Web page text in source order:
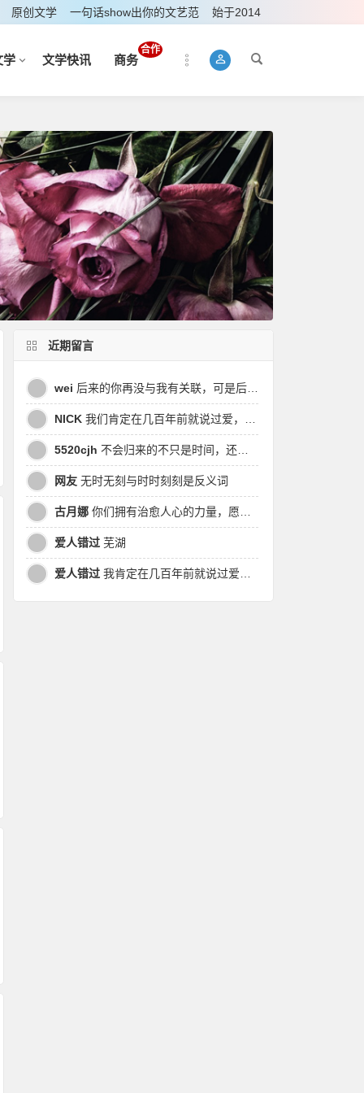
原创文学 一句话show出你的文艺范 始于2014
学 文学快讯 商务
合作
近期留言
wei 后来的你再没与我有关联，可是后来我的时间皆是你，都说地球是个圆，为何兜兜转转却走不到原点
NICK 我们肯定在几百年前就说过爱，今生却错过。此生无悔，与你爱过。茕茕孑立，且看我对酒当歌，与影对酌。
5520cjh 不会归来的不只是时间，还有曾经的我
网友 无时无刻与时时刻刻是反义词
古月娜 你们拥有治愈人心的力量，愿也将丑陋的人性一起泯灭吧！
爱人错过 芜湖
爱人错过 我肯定在几百年前就说过爱你，只是你忘了，我也记不起。我肯定在几百年前就说过爱你，只是你忘了，我也记不起。 走过路过没遇过，回头转头还是错。你我不曾感受过，相撞在街口，相撞在街口。